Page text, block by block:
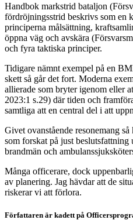
Handbok markstrid bataljon
fördröjningsstrid beskrivs som en
principerna målsättning,
öppna väg och avskära
och fyra taktiska principer.
Tidigare nämnt exempel på en
skett så går det fort. Moderna
allierade som bryter igenom eller
2023:1 s.29) där tiden och
samtliga att en central del i att
Givet ovanstående resonemang
som forskat på just beslutsfattning
brandmän och
Många officerare, dock
av planering. Jag hävdar att de
riskerar vi att förlora.
Författaren är kadett på